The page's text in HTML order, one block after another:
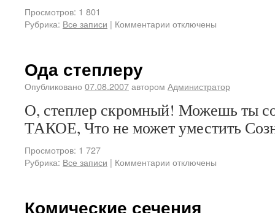
Просмотров: 1 801
Рубрика: Все записи | Комментарии отключены
Ода степлеру
Опубликовано 07.08.2007автором Администратор
О, степлер скромный! Можешь ты
ТАКОЕ, Что не может уместить
Просмотров: 1 727
Рубрика: Все записи | Комментарии отключены
Комические сечения